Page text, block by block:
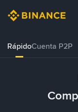
RápidoCuenta P2P